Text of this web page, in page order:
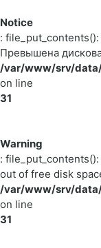
Notice
:
Превышена
/var/www/srv/
on line
31
Warning
:
out of free disk
/var/www/srv/
on line
31